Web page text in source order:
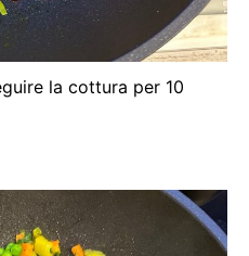
la cottura per 10